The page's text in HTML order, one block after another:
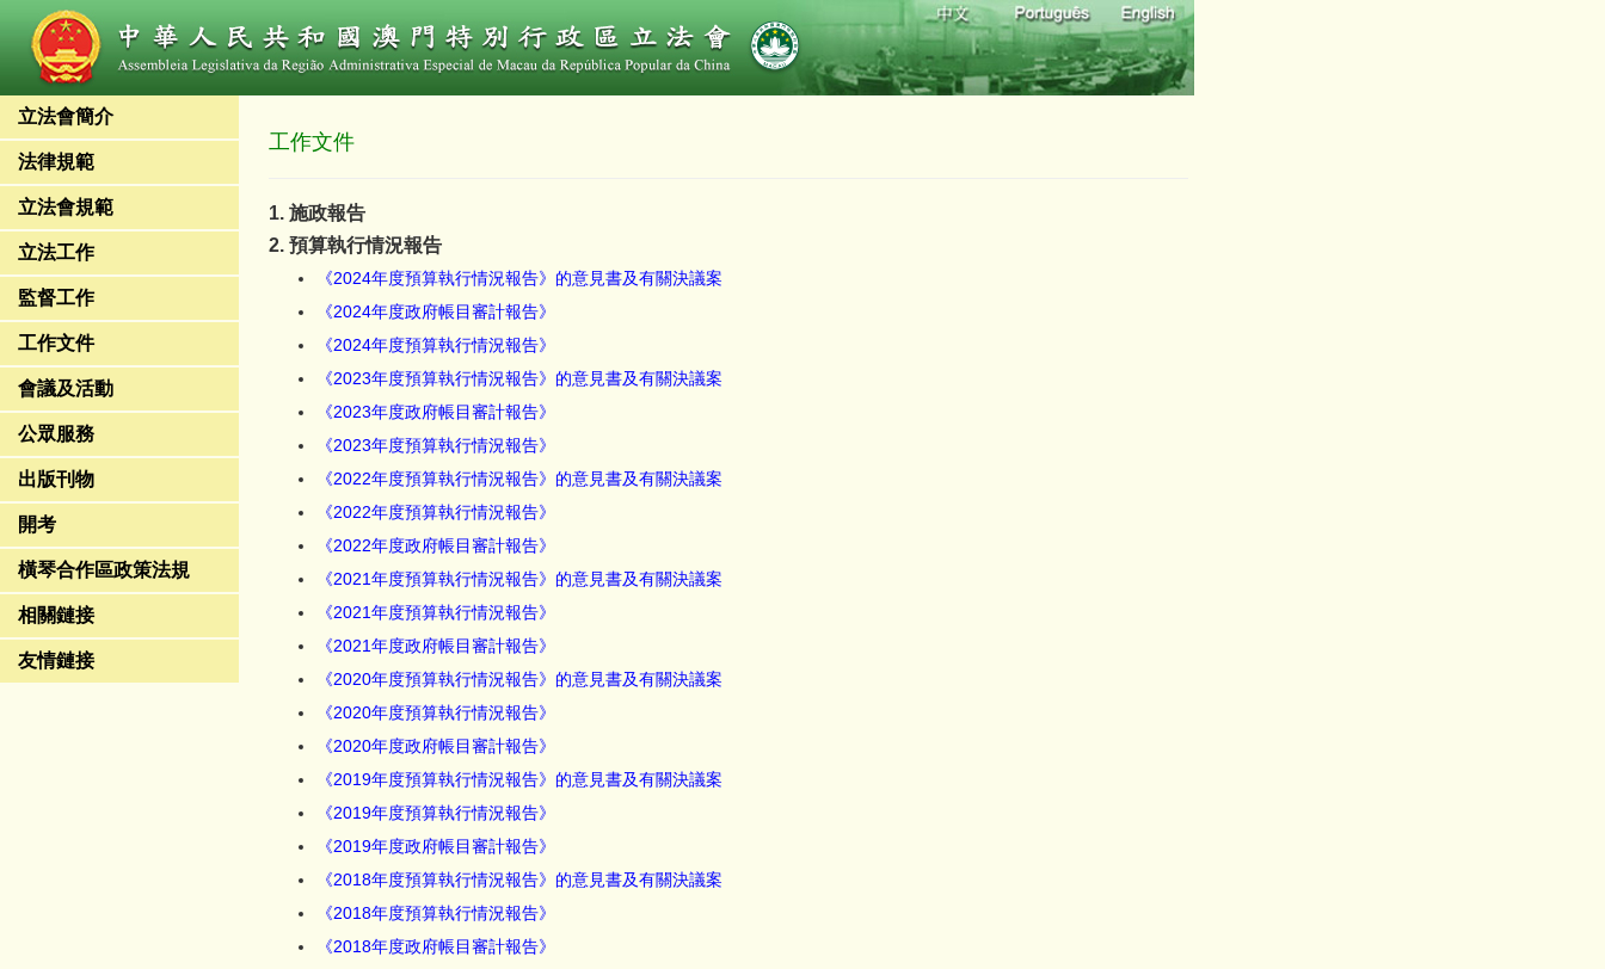
立法會簡介
法律規範
立法會規範
立法工作
監督工作
工作文件
會議及活動
公眾服務
出版刊物
開考
橫琴合作區政策法規
相關鏈接
友情鏈接
工作文件
1. 施政報告
2. 預算執行情況報告
《2024年度預算執行情況報告》的意見書及有關決議案
《2024年度政府帳目審計報告》
《2024年度預算執行情況報告》
《2023年度預算執行情況報告》的意見書及有關決議案
《2023年度政府帳目審計報告》
《2023年度預算執行情況報告》
《2022年度預算執行情況報告》的意見書及有關決議案
《2022年度預算執行情況報告》
《2022年度政府帳目審計報告》
《2021年度預算執行情況報告》的意見書及有關決議案
《2021年度預算執行情況報告》
《2021年度政府帳目審計報告》
《2020年度預算執行情況報告》的意見書及有關決議案
《2020年度預算執行情況報告》
《2020年度政府帳目審計報告》
《2019年度預算執行情況報告》的意見書及有關決議案
《2019年度預算執行情況報告》
《2019年度政府帳目審計報告》
《2018年度預算執行情況報告》的意見書及有關決議案
《2018年度預算執行情況報告》
《2018年度政府帳目審計報告》